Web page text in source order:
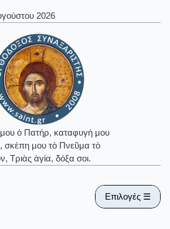
2026
ὁ Πατήρ, καταφυγή μου
σκέπη μου τὸ Πνεῦμα τὸ
Τριὰς ἁγία, δόξα σοι.
Επιλογές ☰